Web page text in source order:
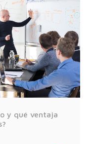
y qué ventaja